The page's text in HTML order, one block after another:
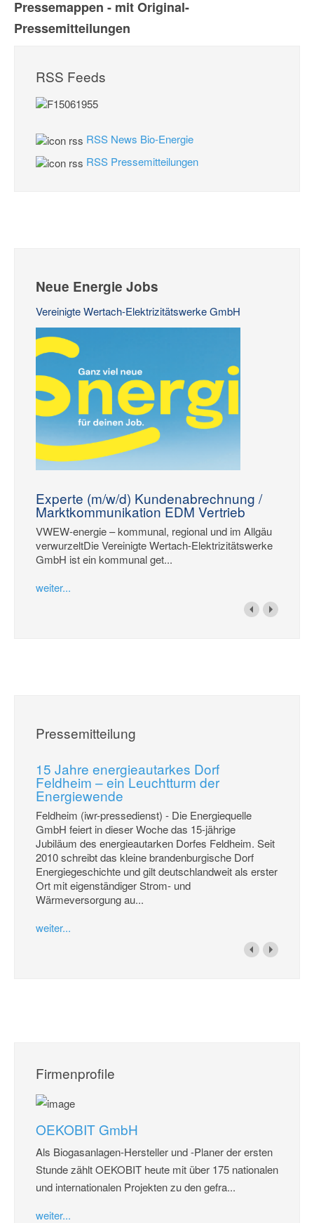
Pressemappen - mit Original-
Pressemitteilungen
RSS Feeds
RSS News Bio-Energie
RSS Pressemitteilungen
Neue Energie Jobs
Vereinigte Wertach-Elektrizitätswerke GmbH
Experte (m/w/d) Kundenabrechnung /
Marktkommunikation EDM Vertrieb
VWEW-energie – kommunal, regional und im Allgäu
verwurzeltDie Vereinigte Wertach-Elektrizitätswerke
GmbH ist ein kommunal get...
weiter...
Pressemitteilung
15 Jahre energieautarkes Dorf
Feldheim – ein Leuchtturm der
Energiewende
Feldheim (iwr-pressedienst) - Die Energiequelle
GmbH feiert in dieser Woche das 15-jährige
Jubiläum des energieautarken Dorfes Feldheim. Seit
2010 schreibt das kleine brandenburgische Dorf
Energiegeschichte und gilt deutschlandweit als erster
Ort mit eigenständiger Strom- und
Wärmeversorgung au...
weiter...
Firmenprofile
OEKOBIT GmbH
Als Biogasanlagen-Hersteller und -Planer der ersten
Stunde zählt OEKOBIT heute mit über 175 nationalen
und internationalen Projekten zu den gefra...
weiter...